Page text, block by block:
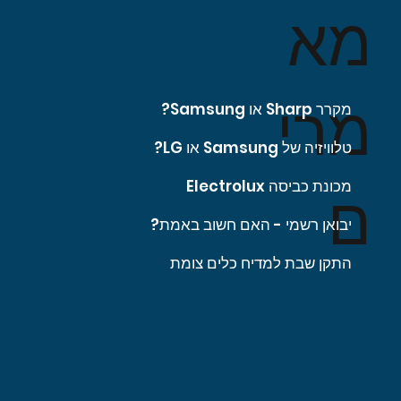
מא
מרי
ם
מקרר Sharp או Samsung?
טלוויזיה של Samsung או LG?
מכונת כביסה Electrolux
יבואן רשמי - האם חשוב באמת?
התקן שבת למדיח כלים צומת